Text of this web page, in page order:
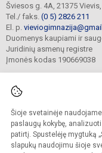
Šioje svetainėje
paslaugų kokybę,
patirtį. Spustelėję mygtuką
slapukų naudojimu šioje
Šviesos g. 4A, 21375
Tel./ faks. (0 5) 2826 211
El. p.
Duomenys kaupiami ir
Juridinių asmenų registre
Įmonės kodas 190669038
© 2022. Elektrėnų
Kopijuoti turinį be